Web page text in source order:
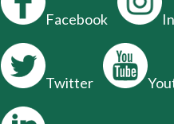
Facebook
Twitter